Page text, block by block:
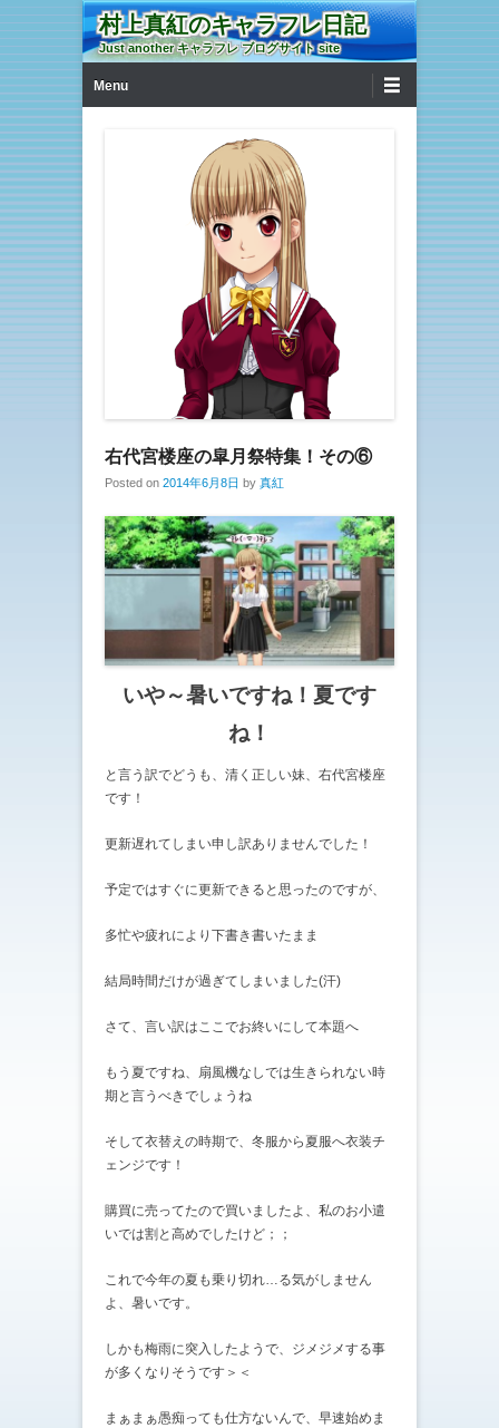
村上真紅のキャラフレ日記
Just another キャラフレ ブログサイト site
Menu
右代宮楼座の皐月祭特集！その⑥
Posted on 2014年6月8日 by 真紅
いや～暑いですね！夏です
ね！
と言う訳でどうも、清く正しい妹、右代宮楼座
です！
更新遅れてしまい申し訳ありませんでした！
予定ではすぐに更新できると思ったのですが、
多忙や疲れにより下書き書いたまま
結局時間だけが過ぎてしまいました(汗)
さて、言い訳はここでお終いにして本題へ
もう夏ですね、扇風機なしでは生きられない時
期と言うべきでしょうね
そして衣替えの時期で、冬服から夏服へ衣装チ
ェンジです！
購買に売ってたので買いましたよ、私のお小遣
いでは割と高めでしたけど；；
これで今年の夏も乗り切れ…る気がしません
よ、暑いです。
しかも梅雨に突入したようで、ジメジメする事
が多くなりそうです＞＜
まぁまぁ愚痴っても仕方ないんで、早速始めま